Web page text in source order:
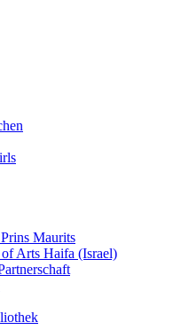
Maurits
Arts Haifa (Israel)